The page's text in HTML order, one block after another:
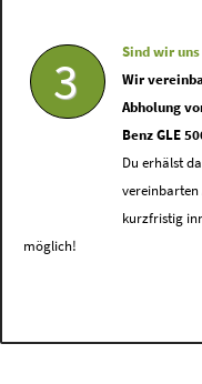
3
Sind wir
Wir
Abholung
Benz GLE
Du erhälst
kurzfristig
möglich!